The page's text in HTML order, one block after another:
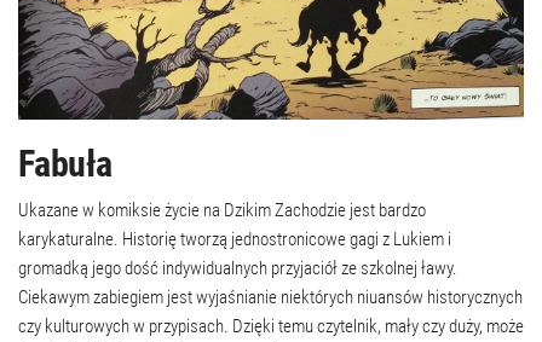
Fabuła
Ukazane w komiksie życie na Dzikim Zachodzie jest bardzo
karykaturalne. Historię tworzą jednostronicowe gagi z Lukiem i
gromadką jego dość indywidualnych przyjaciół ze szkolnej ławy.
Ciekawym zabiegiem jest wyjaśnianie niektórych niuansów historycznych
czy kulturowych w przypisach. Dzięki temu czytelnik, mały czy duży, może